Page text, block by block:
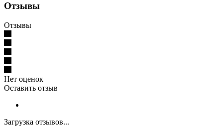
Отзывы
Отзывы
Нет оценок
Оставить отзыв
Загрузка отзывов...